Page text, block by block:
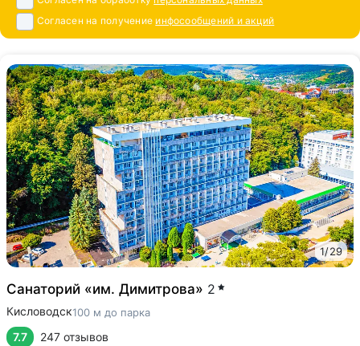
Согласен на получение инфосообщений и акций
1/29
Санаторий «им. Димитрова» 2
Кисловодск100 м до парка
7.7 247 отзывов